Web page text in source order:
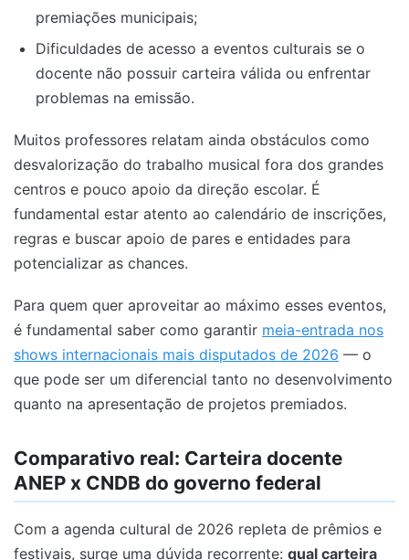
premiações municipais;
Dificuldades de acesso a eventos culturais se o
docente não possuir carteira válida ou enfrentar
problemas na emissão.
Muitos professores relatam ainda obstáculos como
desvalorização do trabalho musical fora dos grandes
centros e pouco apoio da direção escolar. É
fundamental estar atento ao calendário de inscrições,
regras e buscar apoio de pares e entidades para
potencializar as chances.
Para quem quer aproveitar ao máximo esses eventos,
é fundamental saber como garantir meia-entrada nos
shows internacionais mais disputados de 2026 — o
que pode ser um diferencial tanto no desenvolvimento
quanto na apresentação de projetos premiados.
Comparativo real: Carteira docente
ANEP x CNDB do governo federal
Com a agenda cultural de 2026 repleta de prêmios e
festivais, surge uma dúvida recorrente: qual carteira